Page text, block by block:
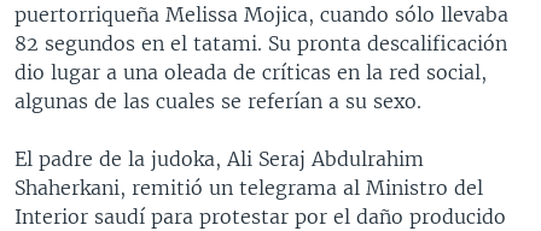
puertorriqueña Melissa Mojica, cuando sólo llevaba
82 segundos en el tatami. Su pronta descalificación
dio lugar a una oleada de críticas en la red social,
algunas de las cuales se referían a su sexo.
El padre de la judoka, Ali Seraj Abdulrahim
Shaherkani, remitió un telegrama al Ministro del
Interior saudí para protestar por el daño producido